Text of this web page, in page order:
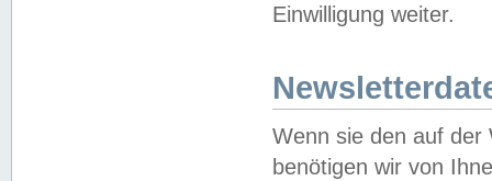
Einwilligung weiter.
Wenn sie den auf der
benötigen wir von